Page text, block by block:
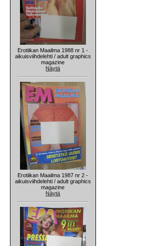
Erotiikan Maailma 1988 nr 1 -
aikuisviihdelehti / adult graphics
magazine
Näytä
Erotiikan Maailma 1987 nr 2 -
aikuisviihdelehti / adult graphics
magazine
Näytä